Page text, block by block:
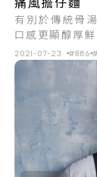
痛風擔仔麵
有別於傳統骨
口感更顯醇厚鮮
2021-07-23 #886